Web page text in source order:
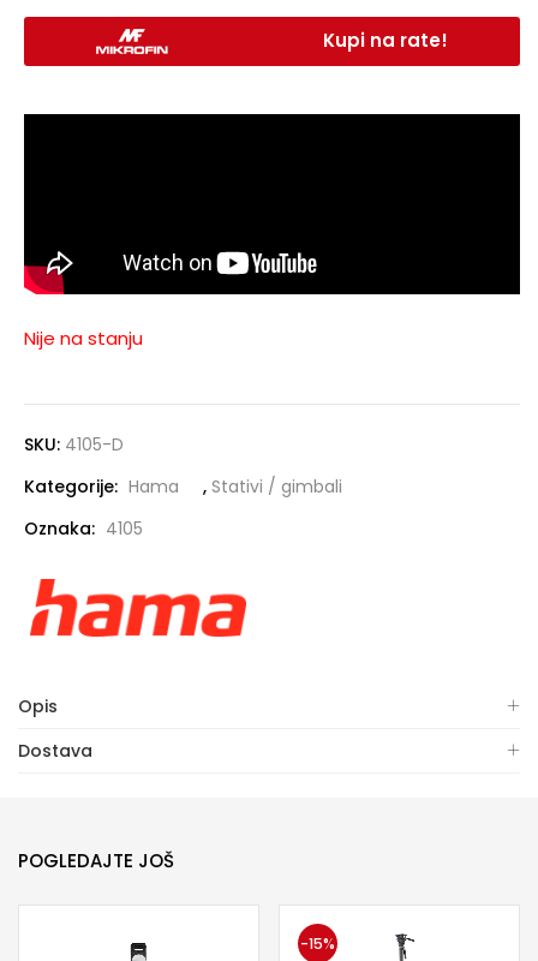
Kupi na rate!
Nije na stanju
SKU: 4105-D
Kategorije: Hama , Stativi / gimbali
Oznaka: 4105
Opis
Dostava
POGLEDAJTE JOŠ
-15%